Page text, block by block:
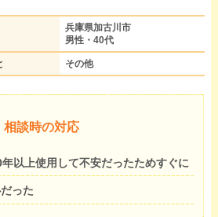
兵庫県加古川市
男性・40代
その他
相談時の対応
以上使用して不安だったためすぐに
った